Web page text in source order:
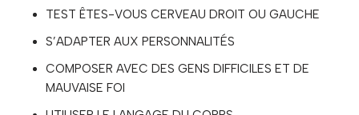
TEST ÊTES-VOUS CERVEAU DROIT OU GAUCHE
S’ADAPTER AUX PERSONNALITÉS
COMPOSER AVEC DES GENS DIFFICILES ET DE
MAUVAISE FOI